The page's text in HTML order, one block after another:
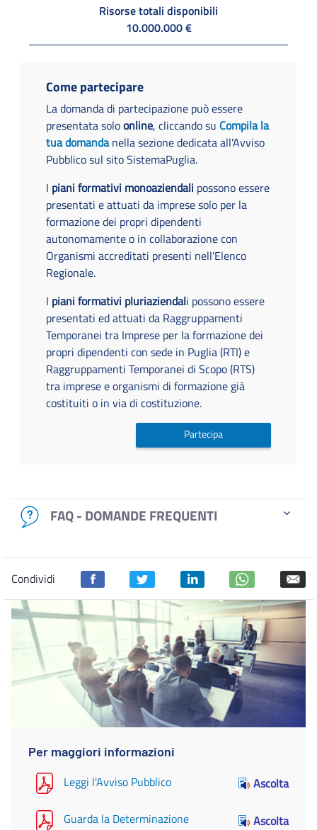
Risorse totali disponibili
10.000.000 €
Come partecipare
La domanda di partecipazione può essere
presentata soloonline, cliccando su Compila la
tua domandanella sezione dedicata all'Avviso
Pubblico sul sito SistemaPuglia.
I piani formativi monoaziendali possono essere
presentati e attuati da imprese solo per la
formazione dei propri dipendenti
autonomamente o in collaborazione con
Organismi accreditati presenti nell'Elenco
Regionale.
I piani formativi pluriaziendali possono essere
presentati ed attuati da Raggruppamenti
Temporanei tra Imprese per la formazione dei
propri dipendenti con sede in Puglia (RTI) e
Raggruppamenti Temporanei di Scopo (RTS)
tra imprese e organismi di formazione già
costituiti o in via di costituzione.
Partecipa
FAQ - DOMANDE FREQUENTI
Condividi
Per maggiori informazioni
Leggi l'Avviso Pubblico Ascolta
Guarda la Determinazione Ascolta